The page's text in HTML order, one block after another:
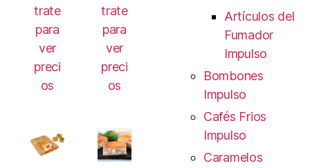
trate
para
ver
preci
os
trate
para
ver
preci
os
Artículos del
Fumador
Impulso
Bombones
Impulso
Cafés Frios
Impulso
Caramelos